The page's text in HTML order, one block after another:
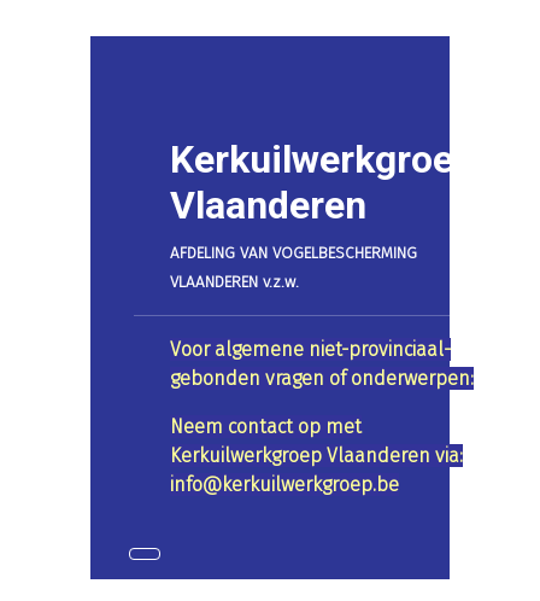
Kerkuilwerkgroep
Vlaanderen
AFDELING VAN VOGELBESCHERMING
VLAANDEREN v.z.w.
Voor algemene niet-provinciaal-
gebonden vragen of onderwerpen:
Neem contact op met
Kerkuilwerkgroep Vlaanderen via:
info@kerkuilwerkgroep.be